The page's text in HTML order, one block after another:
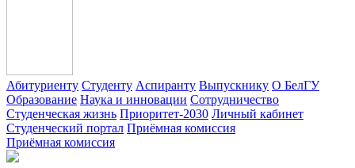
Абитуриенту Студенту Аспиранту Выпускнику О БелГУ
Образование Наука и инновации Сотрудничество
Студенческая жизнь Приоритет-2030 Личный кабинет
Студенческий портал Приёмная комиссия
Приёмная комиссия